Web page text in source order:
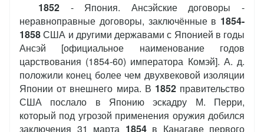
1852 - Япония. Ансэйские договоры -
неравноправные договоры, заключённые в 1854-
1858США и другими державами с Японией в годы
Ансэй [официальное наименование годов
царствования (1854-60) императора Комэй]. А. д.
положили конец более чем двухвековой изоляции
Японии от внешнего мира. В 1852правительство
США послало в Японию эскадру М. Перри,
который под угрозой применения оружия добился
заключения 31 марта 1854в Канагаве первого